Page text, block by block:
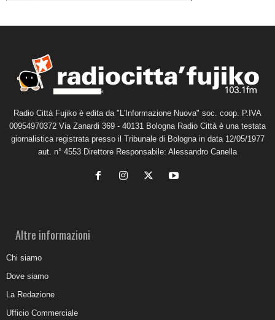
Radio Città Fujiko è edita da "L'Informazione Nuova" soc. coop. P.IVA
00954970372 Via Zanardi 369 - 40131 Bologna Radio Città è una testata
giornalistica registrata presso il Tribunale di Bologna in data 12/05/1977
aut. n° 4553 Direttore Responsabile: Alessandro Canella
Altre informazioni
Chi siamo
Dove siamo
La Redazione
Ufficio Commerciale